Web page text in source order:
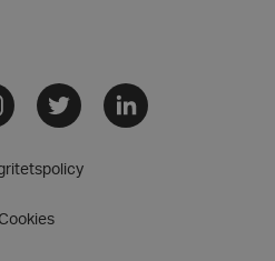
Twitter LinkedIn
Cookies